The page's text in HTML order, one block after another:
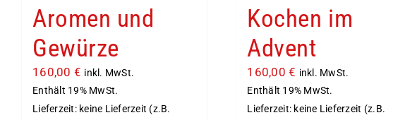
Aromen und
Gewürze
160,00 € inkl. MwSt.
Enthält 19% MwSt.
Lieferzeit: keine Lieferzeit (z.B.
Kochen im
Advent
160,00€ inkl. MwSt.
Enthält 19% MwSt.
Lieferzeit: keine Lieferzeit (z.B.